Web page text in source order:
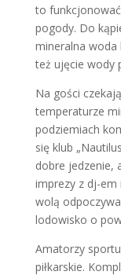
to
pogody. Do
mineralna woda
też ujęcie wody
Na gości
temperaturze
podziemiach
się klub
dobre jedzenie,
imprezy z dj-em
wolą
lodowisko o
Amatorzy
piłkarskie.